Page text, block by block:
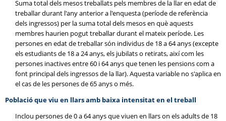
Suma total dels mesos treballats pels membres de la llar en edat de
treballar durant l'any anterior a l'enquesta (període de referència
dels ingressos) per la suma total dels mesos en què aquests
membres haurien pogut treballar durant el mateix període. Les
persones en edat de treballar són individus de 18 a 64 anys (excepte
els estudiants de 18 a 24 anys, els jubilats o retirats, així com les
persones inactives entre 60 i 64 anys que tenen les pensions com a
font principal dels ingressos de la llar). Aquesta variable no s'aplica en
el cas de les persones de 65 anys o més.
Població que viu en llars amb baixa intensitat en el treball
Inclou persones de 0 a 64 anys que viuen en llars on els adults de 18